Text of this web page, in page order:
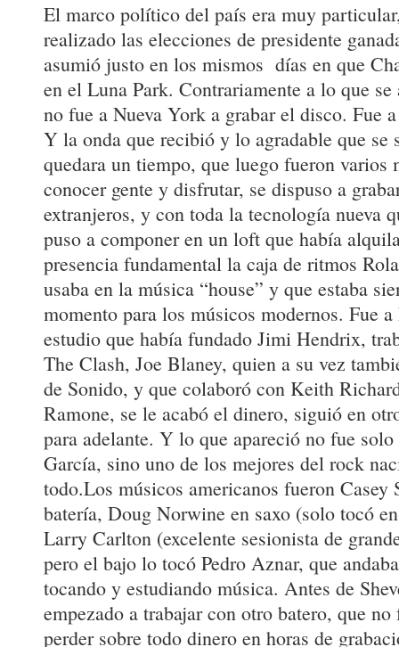
El marco político del país era muy
realizado las elecciones de presidente
asumió justo en los mismos días en que
en el Luna Park. Contrariamente a lo que
no fue a Nueva York a grabar el disco. Fue
Y la onda que recibió y lo agradable que se
quedara un tiempo, que luego fueron varios
conocer gente y disfrutar, se dispuso a
extranjeros, y con toda la tecnología nueva
puso a componer en un loft que había
presencia fundamental la caja de ritmos
usaba en la música “house” y que estaba
momento para los músicos modernos. Fue
estudio que había fundado Jimi Hendrix,
The Clash, Joe Blaney, quien a su vez
de Sonido, y que colaboró con Keith
Ramone, se le acabó el dinero, siguió en
para adelante. Y lo que apareció no fue
García, sino uno de los mejores del rock
todo.Los músicos americanos fueron Casey
batería, Doug Norwine en saxo (solo tocó
Larry Carlton (excelente sesionista de
pero el bajo lo tocó Pedro Aznar, que
tocando y estudiando música. Antes de
empezado a trabajar con otro batero, que
perder sobre todo dinero en horas de